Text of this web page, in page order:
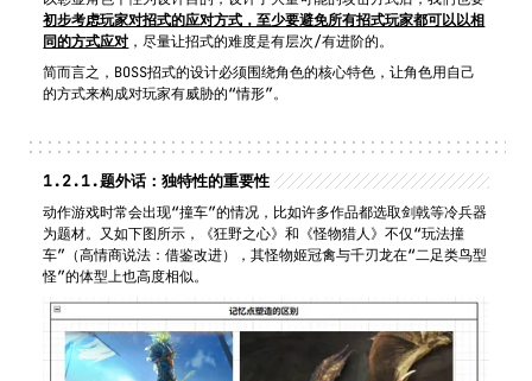
初步考虑玩家对招式的应对方式，至少要避免所有招式玩家都可以以相
同的方式应对 ，尽量让招式的难度是有层次/有进阶的。
简而言之，BOSS招式的设计必须围绕角色的核心特色，让角色用自己
的方式来构成对玩家有威胁的“情形”。
1.2.1.题外话：独特性的重要性
动作游戏时常会出现“撞车”的情况，比如许多作品都选取剑戟等冷兵器
为题材。又如下图所示，《狂野之心》和《怪物猎人》不仅“玩法撞
车”（高情商说法：借鉴改进），其怪物姬冠禽与千刃龙在“二足类鸟型
怪”的体型上也高度相似。